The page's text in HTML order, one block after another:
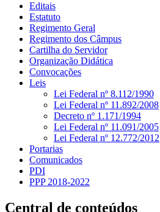
Editais
Estatuto
Regimento Geral
Regimento dos Câmpus
Cartilha do Servidor
Organização Didática
Convocações
Leis
Lei Federal nº 8.112/1990
Lei Federal nº 11.892/2008
Decreto nº 1.171/1994
Lei Federal nº 11.091/2005
Lei Federal nº 12.772/2012
Portarias
Comunicados
PDI
PPP 2018-2022
Central de conteúdos